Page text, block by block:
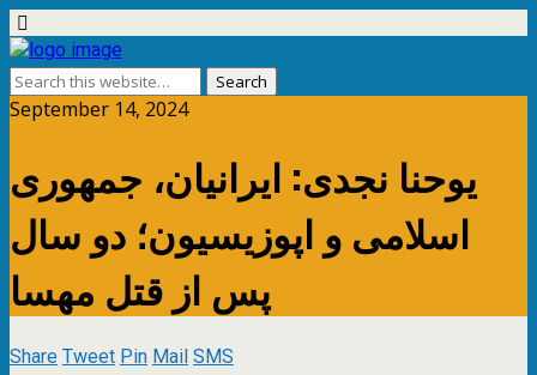
September 14, 2024
یوحنا نجدی: ایرانیان، جمهوری
اسلامی و اپوزیسیون؛ دو سال
پس از قتل مهسا
ShareTweetPinMailSMS